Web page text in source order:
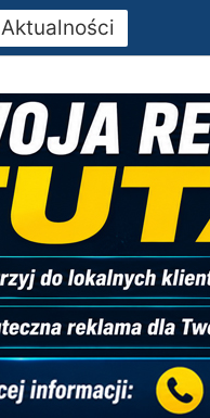
Aktualności